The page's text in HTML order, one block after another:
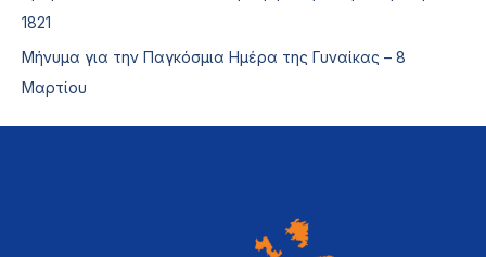
1821
Μήνυμα για την Παγκόσμια Ημέρα της Γυναίκας – 8
Μαρτίου